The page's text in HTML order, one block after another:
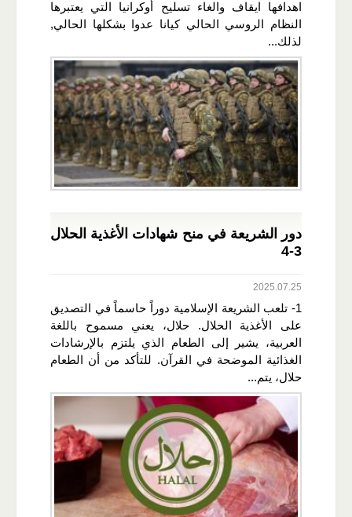
اهدافها ايقاف والغاء تسليح أوكرانيا التي يعتبرها
النظام الروسي الحالي كيانا عدوا بشكلها الحالي,
لذلك...
دور الشريعة في منح شهادات الأغذية الحلال
3-4
2025.07.25
1- تلعب الشريعة الإسلامية دوراً حاسماً في التصديق
على الأغذية الحلال. حلال، يعني مسموح باللغة
العربية، يشير إلى الطعام الذي يلتزم بالإرشادات
الغذائية الموضحة في القرآن. للتأكد من أن الطعام
حلال، يتم...